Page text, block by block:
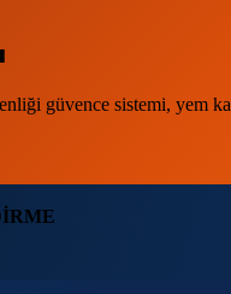
güvence sistemi, yem